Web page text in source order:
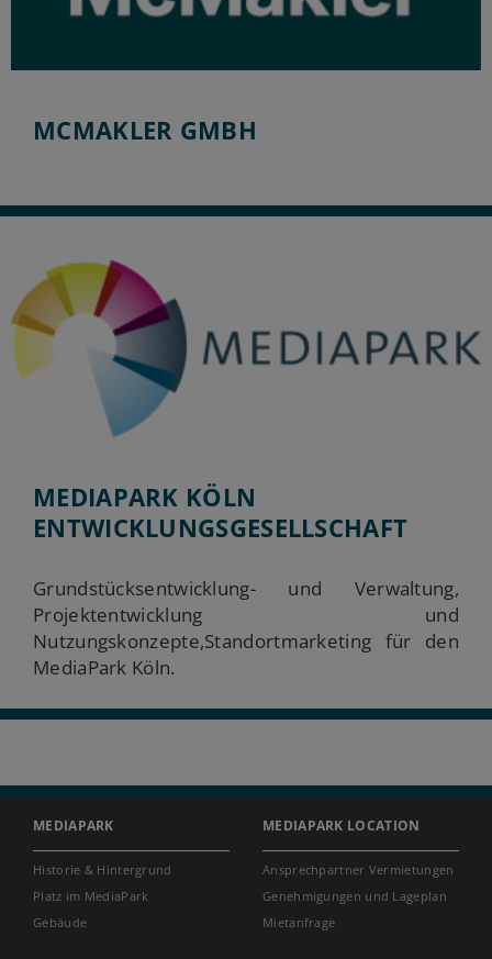
MCMAKLER GMBH
MEDIAPARK KÖLN
ENTWICKLUNGSGESELLSCHAFT
Grundstücksentwicklung- und Verwaltung,
Projektentwicklung und
Nutzungskonzepte,Standortmarketing für den
MediaPark Köln.
MEDIAPARK
Historie & Hintergrund
Platz im MediaPark
Gebäude
MEDIAPARK LOCATION
Ansprechpartner Vermietungen
Genehmigungen und Lageplan
Mietanfrage